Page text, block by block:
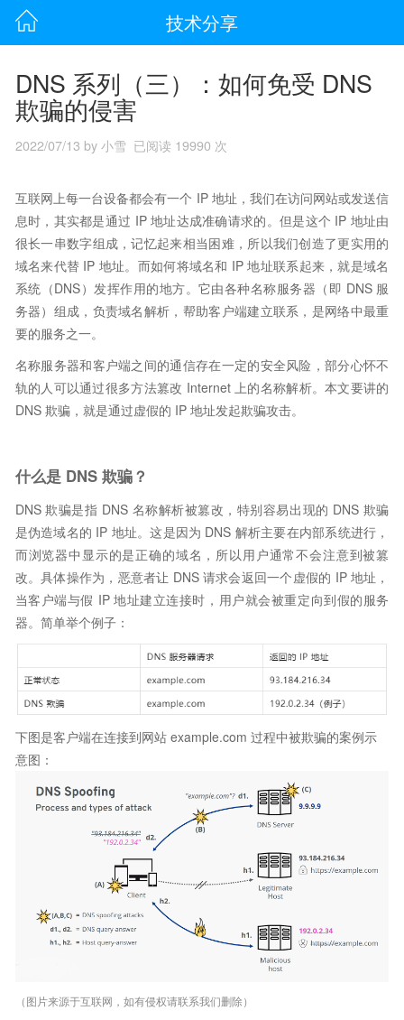
技术分享
DNS 系列（三）：如何免受 DNS
欺骗的侵害
2022/07/13 by 小雪 已阅读 19990 次
互联网上每一台设备都会有一个 IP 地址，我们在访问网站或发送信
息时，其实都是通过 IP 地址达成准确请求的。但是这个 IP 地址由
很长一串数字组成，记忆起来相当困难，所以我们创造了更实用的
域名来代替 IP 地址。而如何将域名和 IP 地址联系起来，就是域名
系统（DNS）发挥作用的地方。它由各种名称服务器（即 DNS 服
务器）组成，负责域名解析，帮助客户端建立联系，是网络中最重
要的服务之一。
名称服务器和客户端之间的通信存在一定的安全风险，部分心怀不
轨的人可以通过很多方法篡改 Internet 上的名称解析。本文要讲的
DNS 欺骗，就是通过虚假的 IP 地址发起欺骗攻击。
什么是 DNS 欺骗？
DNS 欺骗是指 DNS 名称解析被篡改，特别容易出现的 DNS 欺骗
是伪造域名的 IP 地址。这是因为 DNS 解析主要在内部系统进行，
而浏览器中显示的是正确的域名，所以用户通常不会注意到被篡
改。具体操作为，恶意者让 DNS 请求会返回一个虚假的 IP 地址，
当客户端与假 IP 地址建立连接时，用户就会被重定向到假的服务
器。简单举个例子：
下图是客户端在连接到网站 example.com 过程中被欺骗的案例示
意图：
（图片来源于互联网，如有侵权请联系我们删除）